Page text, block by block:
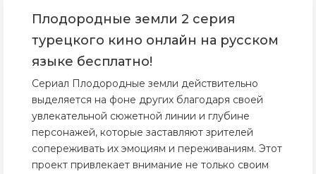
Плодородные земли 2 серия
турецкого кино онлайн на русском
языке бесплатно!
Сериал Плодородные земли действительно
выделяется на фоне других благодаря своей
увлекательной сюжетной линии и глубине
персонажей, которые заставляют зрителей
сопереживать их эмоциям и переживаниям. Этот
проект привлекает внимание не только своим